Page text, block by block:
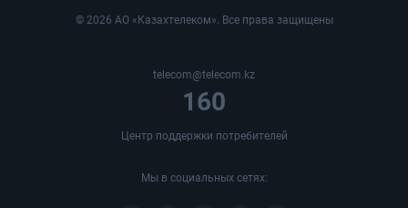
© 2026 АО «Казахтелеком». Все права защищены
telecom@telecom.kz
160
Центр поддержки потребителей
Мы в социальных сетях: